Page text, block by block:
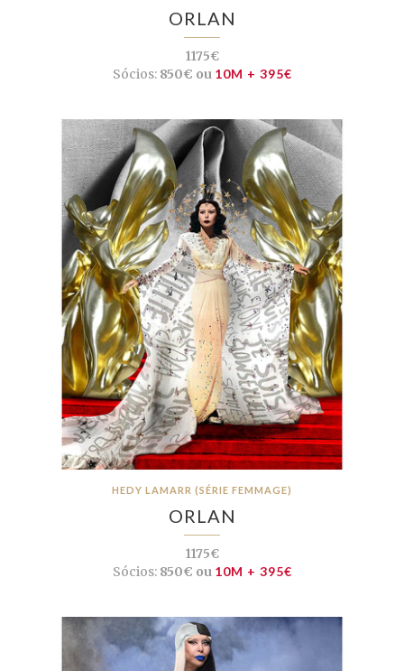
ORLAN
1175€
Sócios:850€ ou 10M + 395€
HEDY LAMARR (SÉRIE FEMMAGE)
ORLAN
1175€
Sócios:850€ ou 10M + 395€